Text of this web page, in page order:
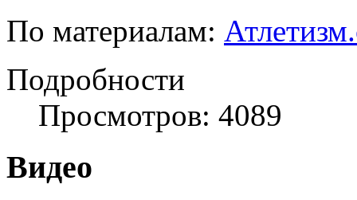
По материалам:
Подробности
Просмотров: 4089
Видео